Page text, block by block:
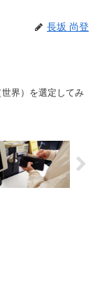
長坂 尚登
界）を選定してみ